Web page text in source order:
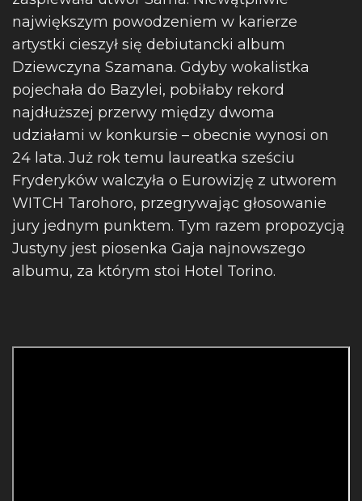
największym powodzeniem w karierze
artystki cieszył się debiutancki album
Dziewczyna Szamana. Gdyby wokalistka
pojechała do Bazylei, pobiłaby rekord
najdłuższej przerwy między dwoma
udziałami w konkursie – obecnie wynosi on
24 lata. Już rok temu laureatka sześciu
Fryderyków walczyła o Eurowizję z utworem
WITCH Tarohoro, przegrywając głosowanie
jury jednym punktem. Tym razem propozycją
Justyny jest piosenka Gaja najnowszego
albumu, za którym stoi Hotel Torino.